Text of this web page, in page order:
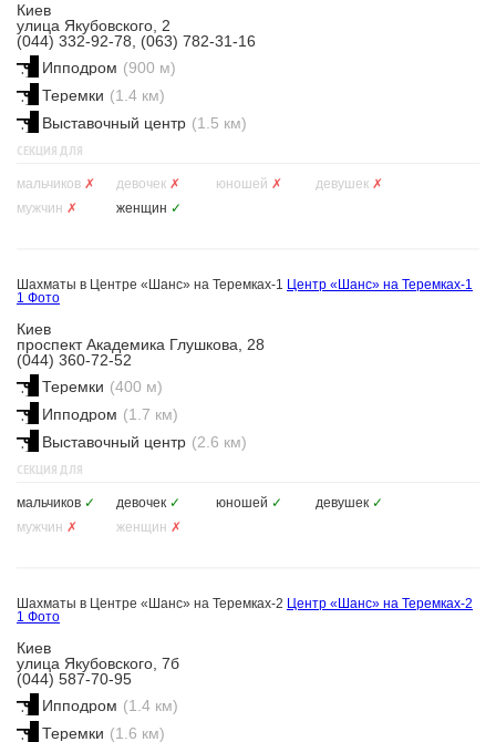
Киев
улица Якубовского, 2
(044) 332-92-78, (063) 782-31-16
Ипподром (900 м)
Теремки (1.4 км)
Выставочный центр (1.5 км)
СЕКЦИЯ ДЛЯ
мальчиков ✗ девочек ✗ юношей ✗ девушек ✗
мужчин ✗ женщин ✓
Шахматы в Центре «Шанс» на Теремках-1 Центр «Шанс» на Теремках-1
1 Фото
Киев
проспект Академика Глушкова, 28
(044) 360-72-52
Теремки (400 м)
Ипподром (1.7 км)
Выставочный центр (2.6 км)
СЕКЦИЯ ДЛЯ
мальчиков ✓ девочек ✓ юношей ✓ девушек ✓
мужчин ✗ женщин ✗
Шахматы в Центре «Шанс» на Теремках-2 Центр «Шанс» на Теремках-2
1 Фото
Киев
улица Якубовского, 7б
(044) 587-70-95
Ипподром (1.4 км)
Теремки (1.6 км)